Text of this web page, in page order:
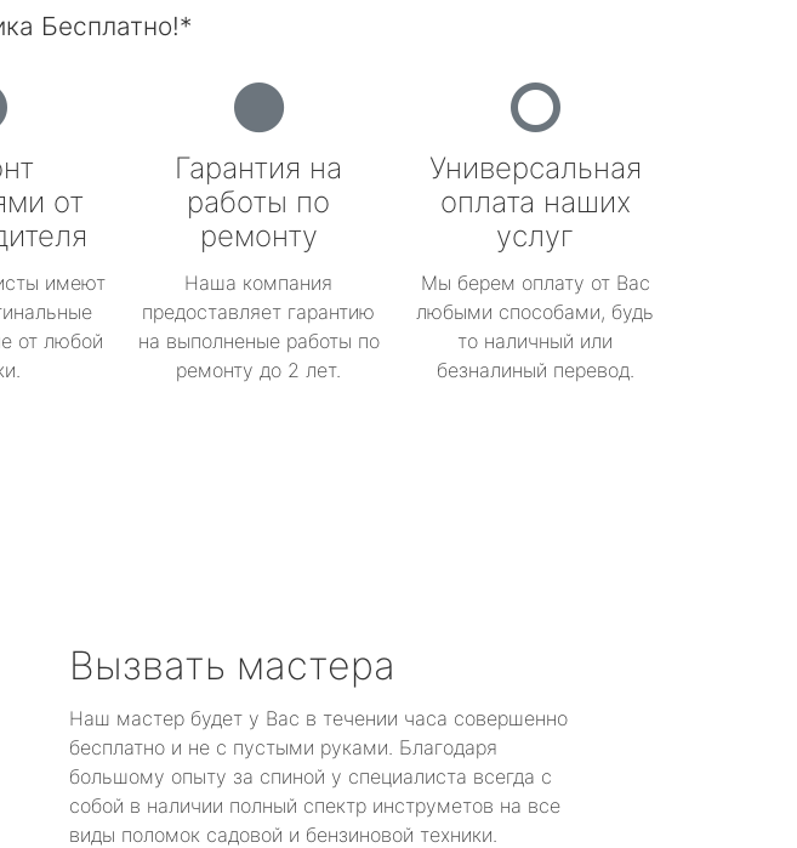
Бесплатно!*
от
имеют
от любой
Гарантия на
работы по
ремонту
Наша компания
предоставляет гарантию
на выполненые работы по
ремонту до 2 лет.
Универсальная
оплата наших
услуг
Мы берем оплату от Вас
любыми способами, будь
то наличный или
безналиный перевод.
Вызвать мастера
Наш мастер будет у Вас в течении часа совершенно
бесплатно и не с пустыми руками. Благодаря
большому опыту за спиной у специалиста всегда с
собой в наличии полный спектр инструметов на все
виды поломок садовой и бензиновой техники.